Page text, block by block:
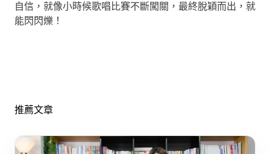
自信，就像小時候歌唱比賽不斷闖關，最終脫穎而出，就
能閃閃爍！
推薦文章